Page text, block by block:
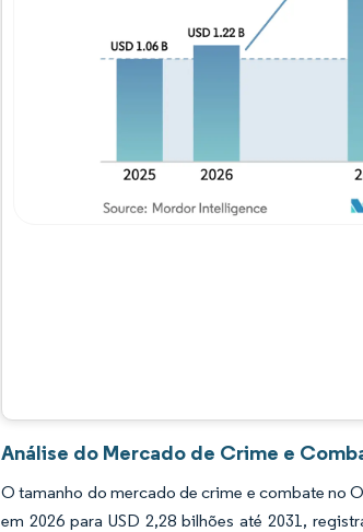
Imagem © Mordor
Análise do Mercado de Crime e
O tamanho do mercado de crime e combate no
em 2026 para USD 2,28 bilhões até 2031,